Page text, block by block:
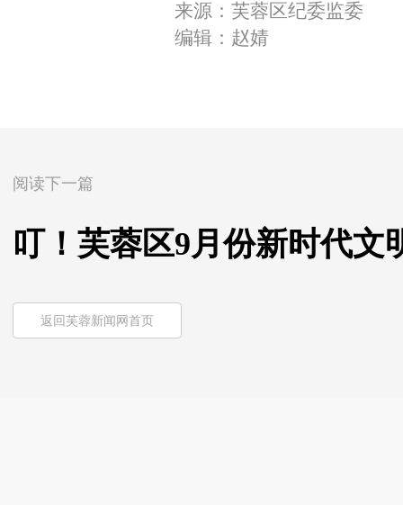
来源：芙蓉区纪委监委
编辑：赵婧
阅读下一篇
叮！芙蓉区9月份新时代文
返回芙蓉新闻网首页